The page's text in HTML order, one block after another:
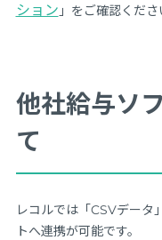
ション 」をご確認くださ
他社給与ソ
て
レコルでは「CSVデータ
トへ連携が可能です。